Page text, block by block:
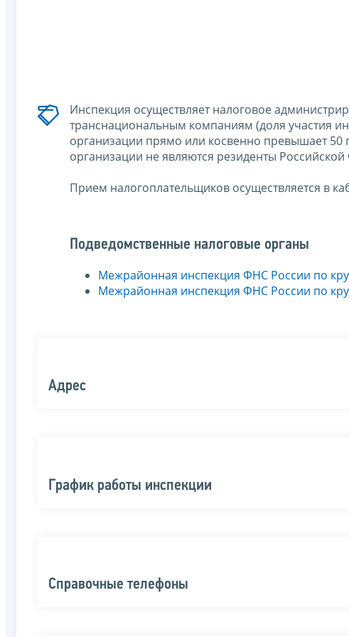
Инспекция осуществляет налоговое
транснациональным компаниям (доля участия
организации прямо или косвенно превышает
организации не являются резиденты
Прием налогоплательщиков осуществляется в
Подведомственные налоговые органы
Межрайонная инспекция ФНС России по
Межрайонная инспекция ФНС России по
Адрес
График работы инспекции
Справочные телефоны